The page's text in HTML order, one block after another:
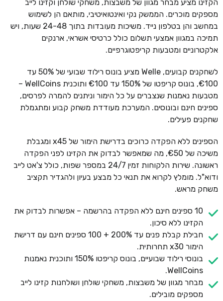
הקזינו מציע מבחר מגוון של משבצות, משחקי שולחן וקזינו לייב
מספקים מוכרים. הממשק נקי ואינטואיטיבי, מותאם הן לשימוש
במחשב והן בטלפון נייד. משיכות מעובדות בתוך 24-48 שעות, ויש
תמיכה במגוון אמצעי תשלום כולל כרטיסי אשראי, ארנקים
אלקטרוניים ומטבעות קריפטוגרפיים.
לשחקנים קבועים, Welle מציע בונוס רילוד שבועי של 50% עד
€100, בונוס קריפטו של 150% עד €100 ותוכנית WellCoins –
מטבעות נאמנות שנצברים על כל הימור וניתנים להמרה לפרסים,
ספינים חינם ובונוסים. המערכת מעודדת משחק קבוע ומתגמלת
שחקנים פעילים.
הספינים ללא הפקדה כרוכים בדרישת הימור של x45 ומגבלת
משיכה של €50, מה שמאפשר לבדוק את הקזינו לפני הפקדה
ראשונה. שירות הלקוחות זמין 24/7 במספר שפות, כולל צ'אט לייב
ודוא"ל. מומלץ לקרוא את תנאי כל מבצע בעיון ולהגדיר תקציב
משחק מראש.
10 ספינים חינם ללא הפקדה בהרשמה – אפשרות לבדוק את
הקזינו ללא סיכון.
חבילת קבלת פנים עד 200% + 100 ספינים חינם עם דרישת
הימור x30 תחרותית.
בונוסי רילוד שבועיים, בונוס קריפטו 150% ותוכנית נאמנות
WellCoins.
מבחר מגוון של משבצות, משחקי שולחן ושולחנות קזינו לייב
מספקים מובילים.